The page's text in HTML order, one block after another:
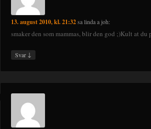
13. august 2010, kl. 21:32salinda a joh:
smaker den som mammas, blir den god ;)Kult at
Svar ↓